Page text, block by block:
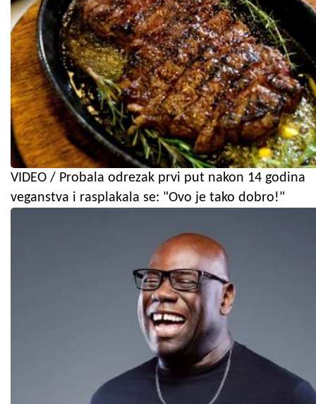
VIDEO / Probala odrezak prvi put nakon 14 godina
veganstva i rasplakala se: "Ovo je tako dobro!"